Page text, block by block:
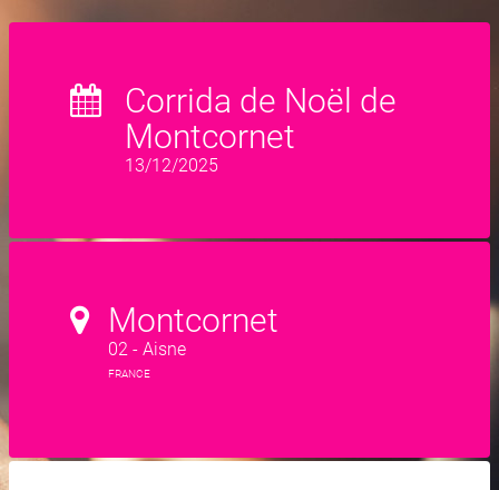
Corrida de Noël de
Montcornet
13/12/2025
Montcornet
02 - Aisne
FRANCE